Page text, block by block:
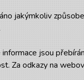
jakýmkoliv
jsou
Za odkazy na